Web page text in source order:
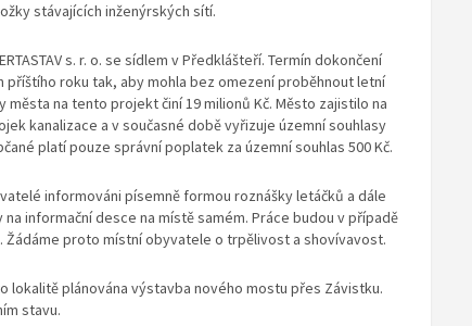
stávajících inženýrských sítí.
s. r. o. se sídlem v Předklášteří. Termín dokončení
příštího roku tak, aby mohla bez omezení proběhnout letní
města na tento projekt činí 19 milionů Kč. Město zajistilo na
kanalizace a v současné době vyřizuje územní souhlasy
platí pouze správní poplatek za územní souhlas 500 Kč.
informováni písemně formou roznášky letáčků a dále
informační desce na místě samém. Práce budou v případě
Žádáme proto místní obyvatele o trpělivost a shovívavost.
lokalitě plánována výstavba nového mostu přes Závistku.
stavu.